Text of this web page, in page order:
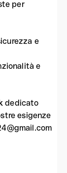
per
e
e
dedicato
esigenze